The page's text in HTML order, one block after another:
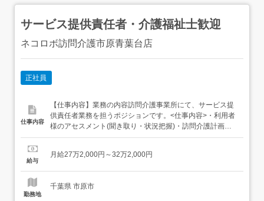
サービス提供責任者・介護福祉士歓迎
ネコロボ訪問介護市原青葉台店
正社員
仕事内容
【仕事内容】業務の内容訪問介護事業所にて、サービス提
供責任者業務を担うポジションです。<仕事内容>・利用者
様のアセスメント(聞き取り・状況把握)・訪問介護計画書
の作成、モニタリング・評価・利用者様・ご家族との面
ービスチェック・ヘルパーのシフト作成・調整、稼働管
給与
月給27万2,000円～32万2,000円
勤務地
千葉県 市原市